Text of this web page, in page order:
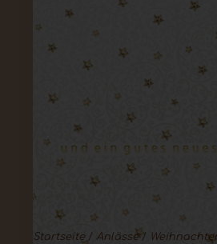
Startseite/ Anlässe/